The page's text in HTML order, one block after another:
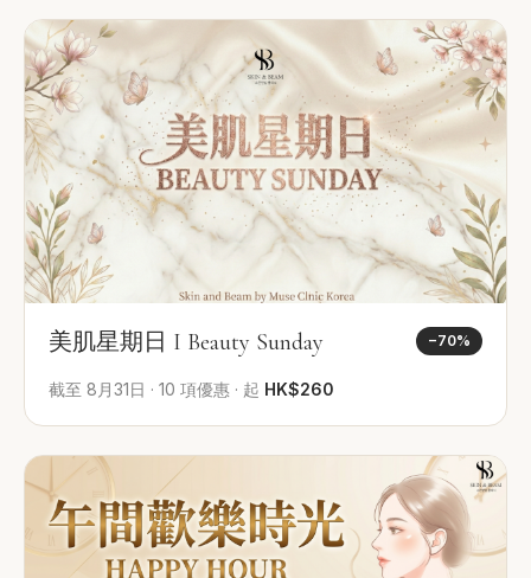
美肌星期日 I Beauty Sunday −70%
截至 8月31日 · 10 項優惠 · 起 HK$260